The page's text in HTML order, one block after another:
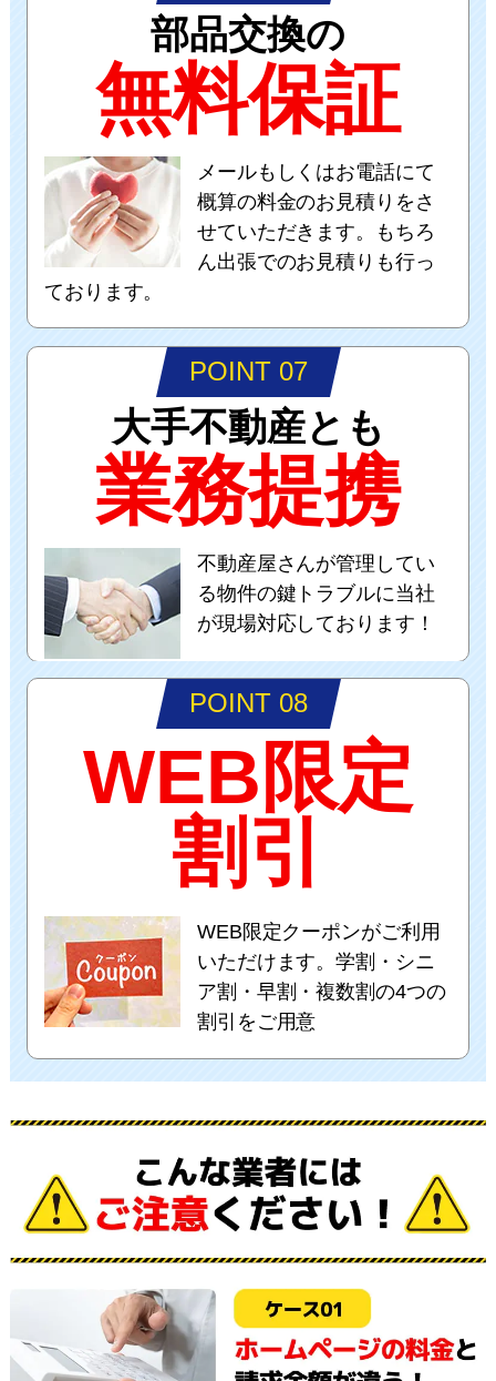
部品交換の
無料保証
メールもしくはお電話にて
概算の料金のお見積りをさ
せていただきます。もちろ
ん出張でのお見積りも行っ
ております。
POINT 07
大手不動産とも
業務提携
不動産屋さんが管理してい
る物件の鍵トラブルに当社
が現場対応しております！
POINT 08
WEB限定
割引
WEB限定クーポンがご利用
いただけます。学割・シニ
ア割・早割・複数割の4つの
割引をご用意